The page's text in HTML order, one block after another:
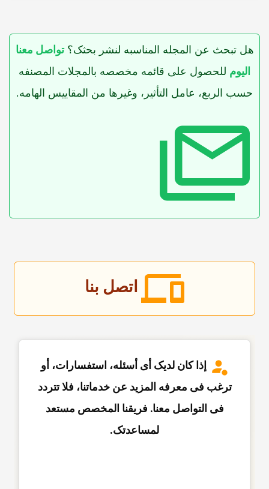
هل تبحث عن المجله المناسبه لنشر بحثک؟تواصل معنا
الیوم للحصول على قائمه مخصصه بالمجلات المصنفه
حسب الربع، عامل التأثیر، وغیرها من المقاییس الهامه.
اتصل بنا
إذا کان لدیک أی أسئله، استفسارات، أو
ترغب فی معرفه المزید عن خدماتنا، فلا تتردد
فی التواصل معنا. فریقنا المخصص مستعد
لمساعدتک.